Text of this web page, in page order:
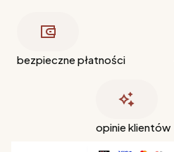
bezpieczne płatności
opinie klientów